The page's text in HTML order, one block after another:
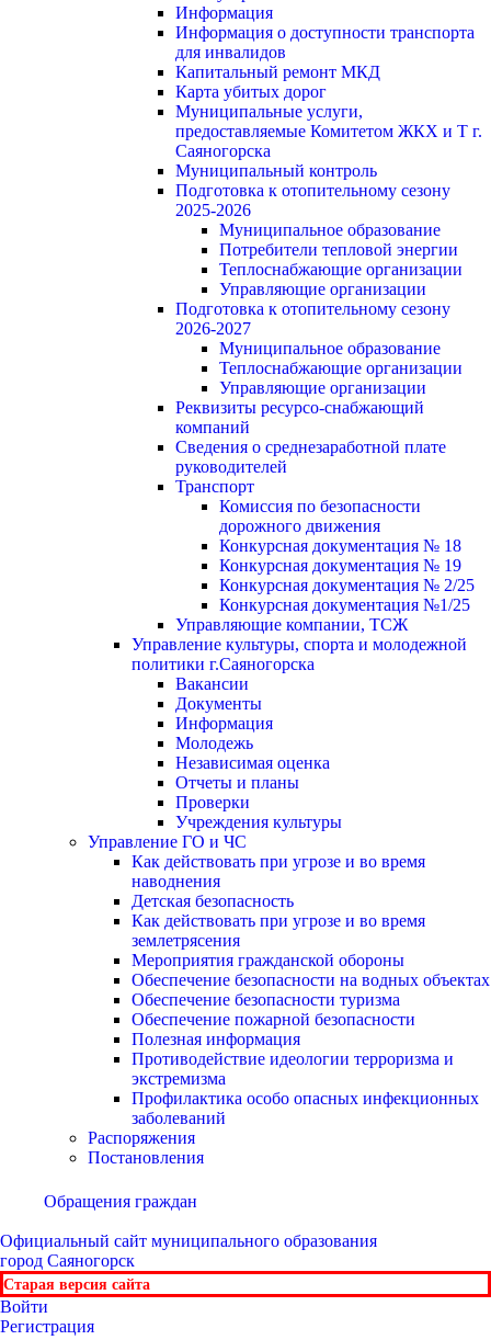
Информация
Информация о доступности транспорта
для инвалидов
Капитальный ремонт МКД
Карта убитых дорог
Муниципальные услуги,
предоставляемые Комитетом ЖКХ и Т г.
Саяногорска
Муниципальный контроль
Подготовка к отопительному сезону
2025-2026
Муниципальное образование
Потребители тепловой энергии
Теплоснабжающие организации
Управляющие организации
Подготовка к отопительному сезону
2026-2027
Муниципальное образование
Теплоснабжающие организации
Управляющие организации
Реквизиты ресурсо-снабжающий
компаний
Сведения о среднезаработной плате
руководителей
Транспорт
Комиссия по безопасности
дорожного движения
Конкурсная документация № 18
Конкурсная документация № 19
Конкурсная документация № 2/25
Конкурсная документация №1/25
Управляющие компании, ТСЖ
Управление культуры, спорта и молодежной
политики г.Саяногорска
Вакансии
Документы
Информация
Молодежь
Независимая оценка
Отчеты и планы
Проверки
Учреждения культуры
Управление ГО и ЧС
Как действовать при угрозе и во время
наводнения
Детская безопасность
Как действовать при угрозе и во время
землетрясения
Мероприятия гражданской обороны
Обеспечение безопасности на водных объектах
Обеспечение безопасности туризма
Обеспечение пожарной безопасности
Полезная информация
Противодействие идеологии терроризма и
экстремизма
Профилактика особо опасных инфекционных
заболеваний
Распоряжения
Постановления
Обращения граждан
Официальный сайт муниципального образования
город Саяногорск
Старая версия сайта
Войти
Регистрация